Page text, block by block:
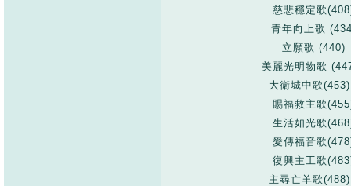
慈悲穩定歌
青年向上歌
立願歌 (440)
美麗光明物歌
大衛城中歌
賜福救主歌
生活如光歌
愛傳福音歌
復興主工歌
主尋亡羊歌